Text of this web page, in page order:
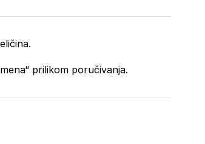
prilikom poručivanja.